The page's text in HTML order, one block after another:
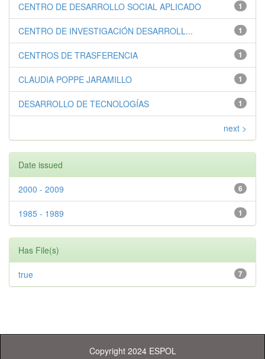
1
CENTRO DE DESARROLLO SOCIAL APLICADO
1
CENTRO DE INVESTIGACIÓN DESARROLL...
1
CENTROS DE TRASFERENCIA
1
CLAUDIA POPPE JARAMILLO
1
DESARROLLO DE TECNOLOGÍAS
next >
Date issued
6
2000 - 2009
1
1985 - 1989
Has File(s)
7
true
Copyright 2024 ESPOL